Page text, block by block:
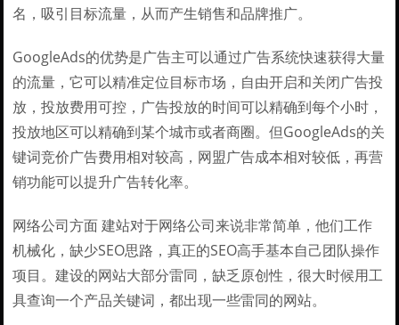
名，吸引目标流量，从而产生销售和品牌推广。
GoogleAds的优势是广告主可以通过广告系统快速获得大量
的流量，它可以精准定位目标市场，自由开启和关闭广告投
放，投放费用可控，广告投放的时间可以精确到每个小时，
投放地区可以精确到某个城市或者商圈。但GoogleAds的关
键词竞价广告费用相对较高，网盟广告成本相对较低，再营
销功能可以提升广告转化率。
网络公司方面 建站对于网络公司来说非常简单，他们工作
机械化，缺少SEO思路，真正的SEO高手基本自己团队操作
项目。建设的网站大部分雷同，缺乏原创性，很大时候用工
具查询一个产品关键词，都出现一些雷同的网站。